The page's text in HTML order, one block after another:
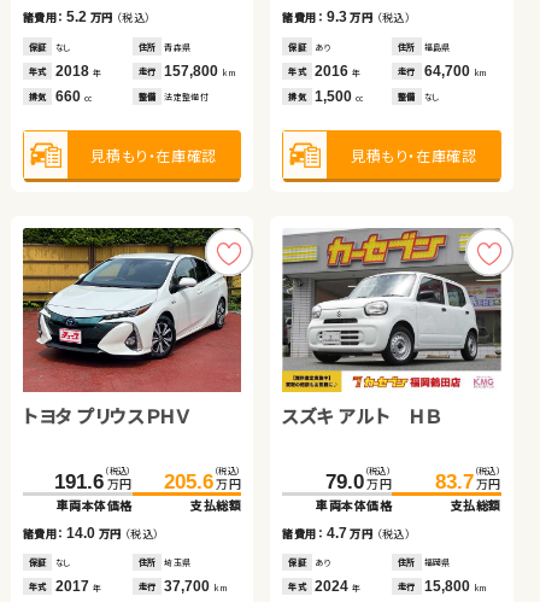
諸費用：5.2 万円 （税込）
保証 なし 住所 青森県
年式 2018 年 走行 157,800 km
排気 660 cc 整備 法定整備付
見積もり・在庫確認
諸費用： 9.3万円 （税込）
保証 あり 住所 福島県
年式 2016年 走行 64,700 km
排気 1,500cc 整備 なし
見積もり・在庫確認
トヨタ プリウスＰＨＶ
191.6 （税込）
万円
車両本体価格
205.6 （税込）
万円
支払総額
諸費用：14.0 万円 （税込）
保証 なし 住所 埼玉県
年式 2017 年 走行 37,700 km
スズキ アルト ＨＢ
79.0 （税込）
万円
車両本体価格
83.7 （税込）
万円
支払総額
諸費用： 4.7万円 （税込）
保証 あり 住所 福岡県
年式 2024年 走行 15,800 km
諸費用：7.4 万円 （税込）
保証 あり 住所 福島県
年式 2015 年 走行 50,400km
排気 660 cc 整備 なし
見積もり・在庫確認
諸費用： 11.0万円（税込）
保証 あり 住所 埼玉県
年式 2024年 走行 19,600 km
排気 1,500cc 整備 法定整備付
見積もり・在庫確認
トヨタ ヴェルファイア
411.2 （税込）
万円
車両本体価格
422.3 （税込）
万円
支払総額
諸費用：11.1 万円 （税込）
保証 なし 住所 埼玉県
年式 2020 年 走行 24,900 km
スズキ ジムニー
239.7 （税込）
万円
車両本体価格
245.4 （税込）
万円
支払総額
諸費用： 5.7万円 （税込）
保証 なし 住所 岡山県
年式 2020年 走行 23,300 km
諸費用：7.9 万円 （税込）
保証 なし 住所 福島県
年式 2022 年 走行 13,200km
排気 660 cc 整備 なし
見積もり・在庫確認
諸費用： 15.5万円（税込）
保証 あり 住所 埼玉県
年式 2018年 走行 35,800 km
排気 2,000cc 整備 法定整備付
見積もり・在庫確認
スズキ アルト ＨＢ
120.1 （税込）
万円
車両本体価格
126.7 （税込）
万円
支払総額
諸費用：6.6万円（税込）
保証 あり 住所 茨城県
年式 2022 年 走行 10,900 km
トヨタ ヴォクシー ハイブ
341.6 （税込）
万円
車両本体価格
355.3 （税込）
万円
支払総額
諸費用： 13.7万円（税込）
保証 なし 住所 埼玉県
年式 2021年 走行 20,000 km